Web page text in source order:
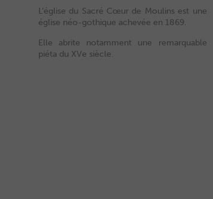
L’église du Sacré Cœur de Moulins est une
église néo-gothique achevée en 1869.
Elle abrite notamment une remarquable
piéta du XVe siècle.